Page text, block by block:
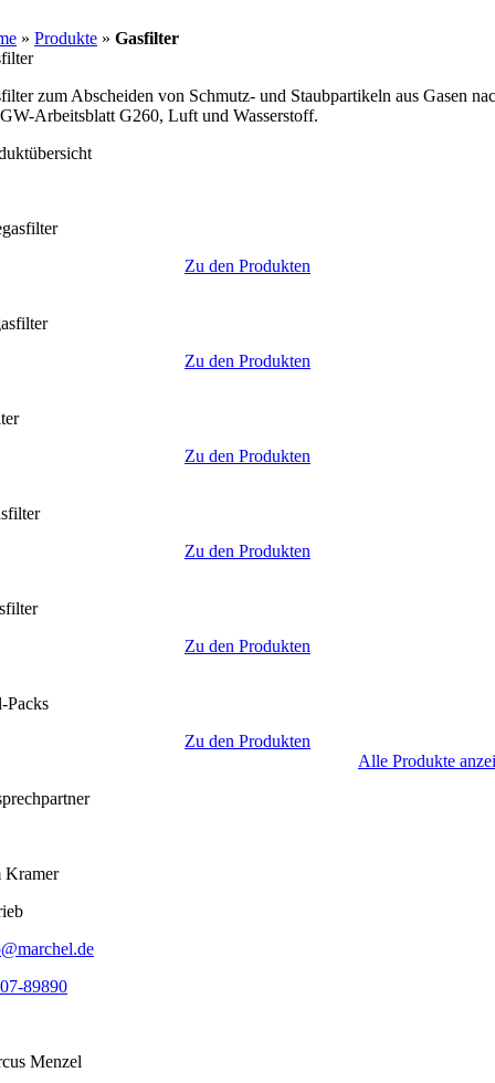
to
content
» Produkte » Gasfilter
zum Abscheiden von Schmutz- und Staubpartikeln aus Gasen
Arbeitsblatt G260, Luft und Wasserstoff.
Zu den Produkten
Zu den Produkten
Zu den Produkten
Zu den Produkten
Zu den Produkten
Packs
Zu den Produkten
Alle Produkte
Kramer
89890
Menzel